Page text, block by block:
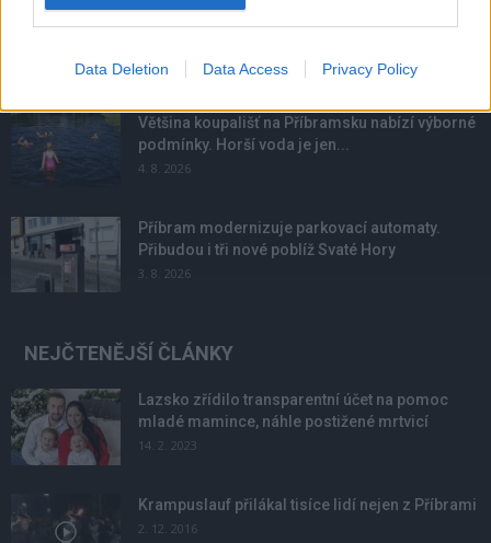
Data Deletion Data Access Privacy Policy
Většina koupališť na Příbramsku nabízí výborné
podmínky. Horší voda je jen...
4. 8. 2026
Příbram modernizuje parkovací automaty.
Přibudou i tři nové poblíž Svaté Hory
3. 8. 2026
NEJČTENĚJŠÍ ČLÁNKY
Lazsko zřídilo transparentní účet na pomoc
mladé mamince, náhle postižené mrtvicí
14. 2. 2023
Krampuslauf přilákal tisíce lidí nejen z Příbrami
2. 12. 2016